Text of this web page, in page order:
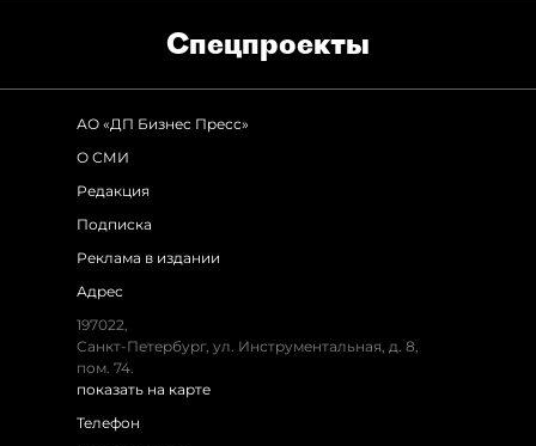
Спец­проекты
АО «ДП Бизнес Пресс»
О СМИ
Редакция
Подписка
Реклама в издании
Адрес
197022,
Санкт-Петербург, ул. Инструментальная, д. 8,
пом. 74.
показать на карте
Телефон